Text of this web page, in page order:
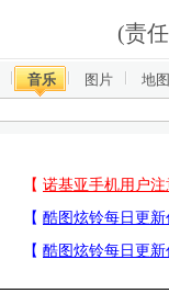
(责
音乐 图片 地图